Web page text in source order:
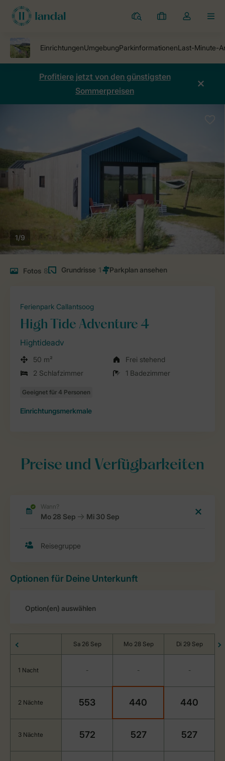
Ferienparks
Meine
Dropdown-
öffnen
Profitiere jetzt von den günstigsten
Sommerpreisen
1/9
Fotos 8 Grundrisse 1
Ferienpark Callantsoog
High Tide Adventure 4
Hightideadv
50 m²
Frei stehend
2 Schlafzimmer
1 Badezimmer
Einrichtungsmerkmale
Preise und Verfügbarkeiten
Optionen für Deine Unterkunft
Sa 26 Sep Mo 28 Sep Di 29 Sep
1 Nacht - - -
2 Nächte 553 440 440
3 Nächte 572 527 527